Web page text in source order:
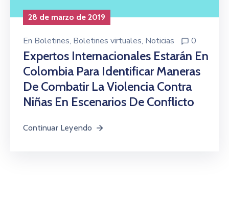
28 de marzo de 2019
En Boletines‚ Boletines virtuales‚ Noticias 0
Expertos Internacionales Estarán En
Colombia Para Identificar Maneras
De Combatir La Violencia Contra
Niñas En Escenarios De Conflicto
Continuar Leyendo